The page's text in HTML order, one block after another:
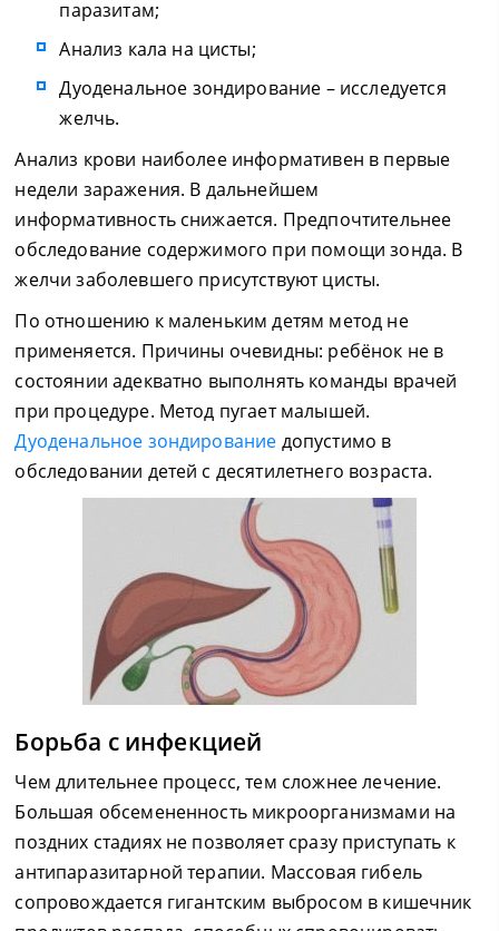
паразитам;
Анализ кала на цисты;
Дуоденальное зондирование – исследуется
желчь.
Анализ крови наиболее информативен в первые
недели заражения. В дальнейшем
информативность снижается. Предпочтительнее
обследование содержимого при помощи зонда. В
желчи заболевшего присутствуют цисты.
По отношению к маленьким детям метод не
применяется. Причины очевидны: ребёнок не в
состоянии адекватно выполнять команды врачей
при процедуре. Метод пугает малышей.
Дуоденальное зондирование допустимо в
обследовании детей с десятилетнего возраста.
Борьба с инфекцией
Чем длительнее процесс, тем сложнее лечение.
Большая обсемененность микроорганизмами на
поздних стадиях не позволяет сразу приступать к
антипаразитарной терапии. Массовая гибель
сопровождается гигантским выбросом в кишечник